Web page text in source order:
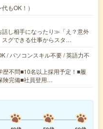
もOK！）
し相手になったり≫「え？意外
スグできる仕事からスタ…
/ パソコンスキル不要 / 英語力不
不問■10名以上採用予定！■履
険完備■社員登用…